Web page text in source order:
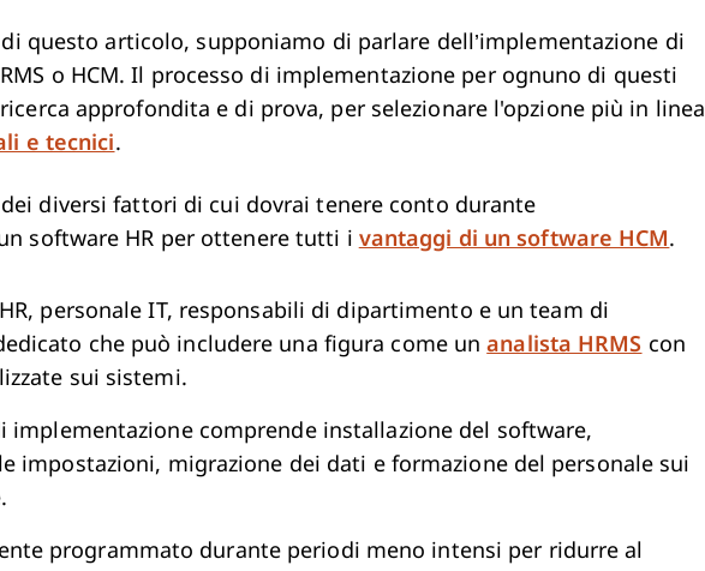
questo articolo, supponiamo di parlare dell’implementazione di
o HCM. Il processo di implementazione per ognuno di questi
approfondita e di prova, per selezionare l'opzione più in linea
e tecnici.
dei diversi fattori di cui dovrai tenere conto durante
software HR per ottenere tutti i vantaggi di un software HCM.
personale IT, responsabili di dipartimento e un team di
che può includere una figura come unanalista HRMS con
sui sistemi.
implementazione comprende installazione del software,
impostazioni, migrazione dei dati e formazione del personale sui
programmato durante periodi meno intensi per ridurre al